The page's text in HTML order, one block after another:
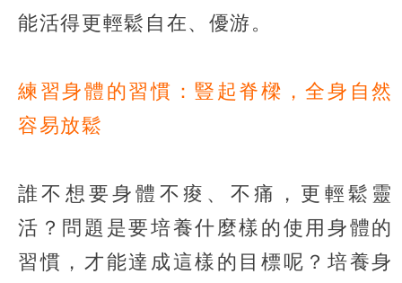
能活得更輕鬆自在、優游。
練習身體的習慣：豎起脊樑，全身自然
容易放鬆
誰不想要身體不痠、不痛，更輕鬆靈
活？問題是要培養什麼樣的使用身體的
習慣，才能達成這樣的目標呢？培養身